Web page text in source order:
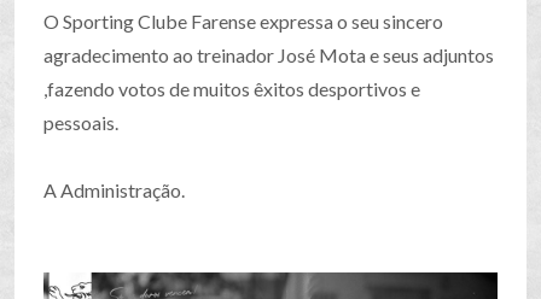
O Sporting Clube Farense expressa o seu sincero
agradecimento ao treinador José Mota e seus adjuntos
,fazendo votos de muitos êxitos desportivos e
pessoais.
A Administração.